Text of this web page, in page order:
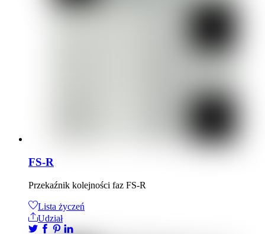
FS-R
Przekaźnik kolejności faz FS-R
Lista życzeń
Udział